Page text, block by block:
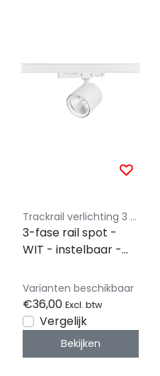
Trackrail verlichting 3 fase Luksus - Budget vriendelijke railverlichting
3-fase rail spot -
WIT - instelbaar -
JASMIN -
2700/3000/4000K
Varianten beschikbaar
€36,00 Excl. btw
Vergelijk
Bekijken